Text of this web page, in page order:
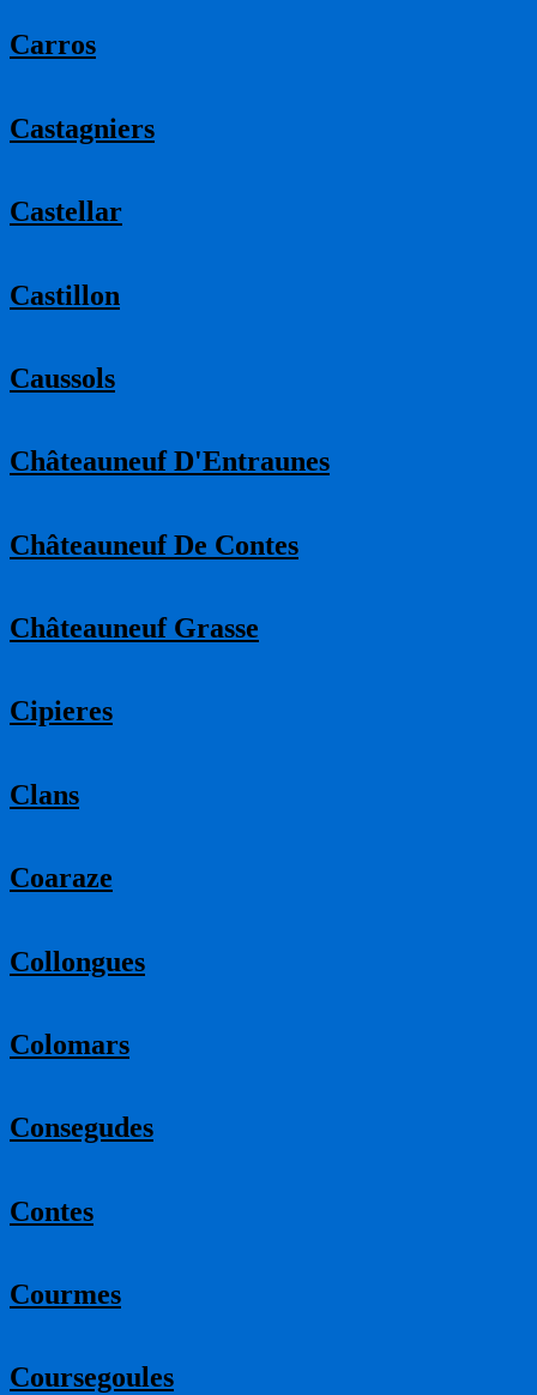
Carros
Castagniers
Castellar
Castillon
Caussols
Châteauneuf D'Entraunes
Châteauneuf De Contes
Châteauneuf Grasse
Cipieres
Clans
Coaraze
Collongues
Colomars
Consegudes
Contes
Courmes
Coursegoules